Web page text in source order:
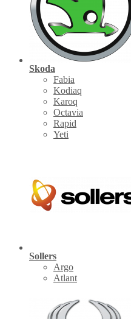
Skoda
Fabia
Kodiaq
Karoq
Octavia
Rapid
Yeti
Sollers
Argo
Atlant